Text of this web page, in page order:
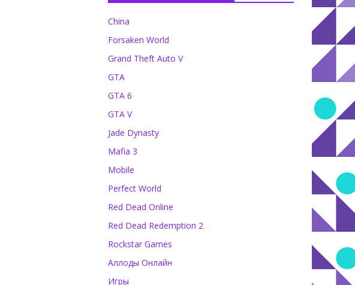
China
Forsaken World
Grand Theft Auto V
GTA
GTA 6
GTA V
Jade Dynasty
Mafia 3
Mobile
Perfect World
Red Dead Online
Red Dead Redemption 2
Rockstar Games
Аллоды Онлайн
Игры